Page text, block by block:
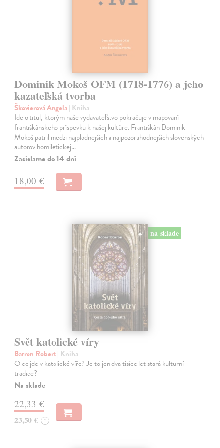
Dominik Mokoš OFM (1718-1776) a jeho
kazateľská tvorba
Škovierová Angela| Kniha
Ide o titul, ktorým naše vydavateľstvo pokračuje v mapovaní
františkánskeho príspevku k našej kultúre. Františkán Dominik
Mokoš patril medzi najplodnejších a najpozoruhodnejších slovenských
autorov homiletickej…
Zasielame do 14 dní
18,00 €
na sklade
Svět katolické víry
Barron Robert| Kniha
O co jde v katolické víře? Je to jen dva tisíce let stará kulturní
tradice?
Na sklade
22,33 €
23,50 € ?